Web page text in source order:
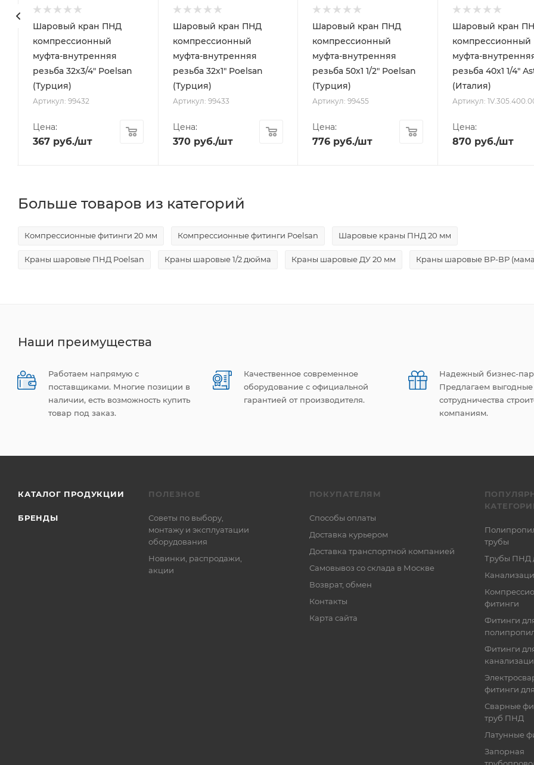
Шаровый кран ПНД
компрессионный
муфта-внутренняя
резьба 32х3/4" Poelsan
(Турция)
Артикул: 99432
Цена:
367руб./шт
Шаровый кран ПНД
компрессионный
муфта-внутренняя
резьба 32х1" Poelsan
(Турция)
Артикул: 99433
Цена:
370руб./шт
Шаровый кран ПНД
компрессионный
муфта-внутренняя
резьба 50х1 1/2" Poelsan
(Турция)
Артикул: 99455
Цена:
776 руб./шт
Шаровый кран
компрессионный
муфта-
резьба 40x1 1/4"
(Италия)
Артикул:
Цена:
870 руб./шт
Больше товаров из категорий
Компрессионные фитинги 20 мм Компрессионные фитинги Poelsan Шаровые краны ПНД 20 мм
Краны шаровые ПНД Poelsan Краны шаровые 1/2 дюйма Краны шаровые ДУ 20 мм Краны шаровые ВР-ВР
Наши преимущества
Работаем напрямую с
поставщиками. Многие позиции в
наличии, есть возможность купить
товар под заказ.
Качественное современное
оборудование с официальной
гарантией от производителя.
Надежный бизнес-
Предлагаем выгодные
сотрудничества
компаниям.
КАТАЛОГ ПРОДУКЦИИ
БРЕНДЫ
ПОЛЕЗНОЕ
Советы по выбору,
монтажу и эксплуатации
оборудования
Новинки, распродажи,
акции
ПОКУПАТЕЛЯМ
Способы оплаты
Доставка курьером
Доставка транспортной компанией
Самовывоз со склада в Москве
Возврат, обмен
Контакты
Карта сайта
трубы
Трубы ПНД
фитинги
Фитинги
Фитинги
фитинги
Сварные
труб ПНД
Латунные
Запорная